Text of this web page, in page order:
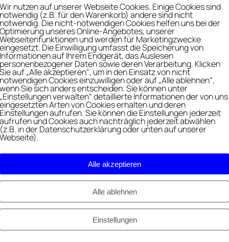
Affirmationen und Mantras dich
Wir nutzen auf unserer Webseite Cookies. Einige Cookies sind
notwendig (z.B. für den Warenkorb) andere sind nicht
notwendig. Die nicht-notwendigen Cookies helfen uns bei der
Optimierung unseres Online-Angebotes, unserer
Webseitenfunktionen und werden für Marketingzwecke
eingesetzt. Die Einwilligung umfasst die Speicherung von
Informationen auf Ihrem Endgerät, das Auslesen
personenbezogener Daten sowie deren Verarbeitung. Klicken
Sie auf „Alle akzeptieren“, um in den Einsatz von nicht
notwendigen Cookies einzuwilligen oder auf „Alle ablehnen“,
wenn Sie sich anders entscheiden. Sie können unter
„Einstellungen verwalten“ detaillierte Informationen der von uns
eingesetzten Arten von Cookies erhalten und deren
Einstellungen aufrufen. Sie können die Einstellungen jederzeit
aufrufen und Cookies auch nachträglich jederzeit abwählen
(z.B. in der Datenschutzerklärung oder unten auf unserer
Webseite).
Alle akzeptieren
Alle ablehnen
Einstellungen